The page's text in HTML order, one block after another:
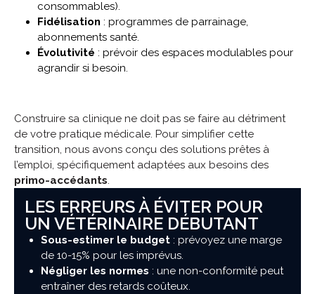
consommables).
Fidélisation : programmes de parrainage,
abonnements santé.
Évolutivité : prévoir des espaces modulables pour
agrandir si besoin.
Construire sa clinique ne doit pas se faire au détriment
de votre pratique médicale. Pour simplifier cette
transition, nous avons conçu des solutions prêtes à
l’emploi, spécifiquement adaptées aux besoins des
primo-accédants.
LES ERREURS À ÉVITER POUR
UN VÉTÉRINAIRE DÉBUTANT
Sous-estimer le budget: prévoyez une marge
de 10-15% pour les imprévus.
Négliger les normes : une non-conformité peut
entraîner des retards coûteux.